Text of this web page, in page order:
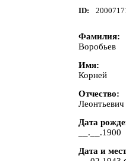
ID
Фамилия
Воробьев
Имя
Корней
Отчество
Леонтьевич
Дата
__.__.1900
Дата и